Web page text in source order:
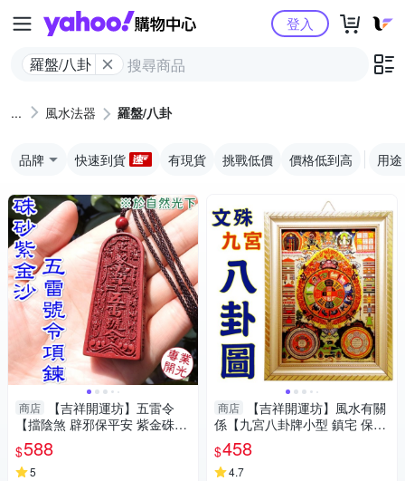
Yahoo購物中心
羅盤/八卦
登入
風水法器 羅盤/八卦
品牌 快速到貨 有現貨 挑戰低價 價格低到高 用途
商店
【吉祥開運坊】五雷令
【擋陰煞 辟邪保平安 紫金硃砂
石五雷號令 五雷令項鍊】開光
擇日
$588
5
商店
【吉祥開運坊】風水有關
係【九宮八卦牌小型 鎮宅 保平
安 轉禍為福 台灣製】開光 擇日
$458
4.7